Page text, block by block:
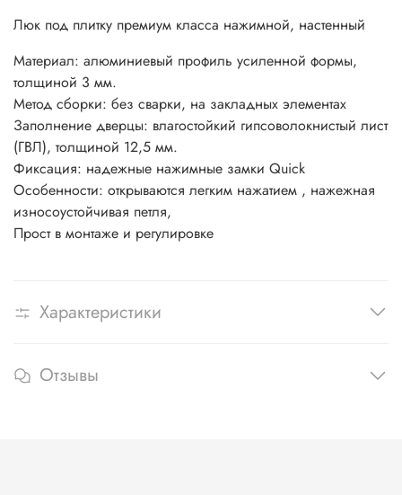
Люк под плитку премиум класса нажимной, настенный
Материал: алюминиевый профиль усиленной формы,
толщиной 3 мм.
Метод сборки: без сварки, на закладных элементах
Заполнение дверцы: влагостойкий гипсоволокнистый лист
(ГВЛ), толщиной 12,5 мм.
Фиксация: надежные нажимные замки Quick
Особенности: открываются легким нажатием , нажежная
износоустойчивая петля,
Прост в монтаже и регулировке
Характеристики
Отзывы